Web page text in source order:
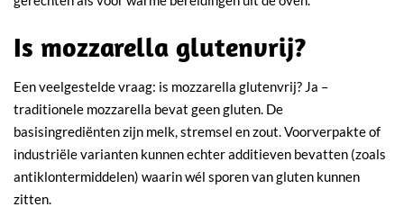
Is mozzarella glutenvrij?
Een veelgestelde vraag: is mozzarella glutenvrij? Ja –
traditionele mozzarella bevat geen gluten. De
basisingrediënten zijn melk, stremsel en zout. Voorverpakte of
industriële varianten kunnen echter additieven bevatten (zoals
antiklontermiddelen) waarin wél sporen van gluten kunnen
zitten.